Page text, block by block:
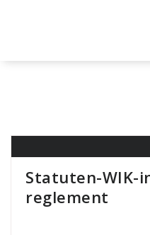
Statuten-WIK-
reglement